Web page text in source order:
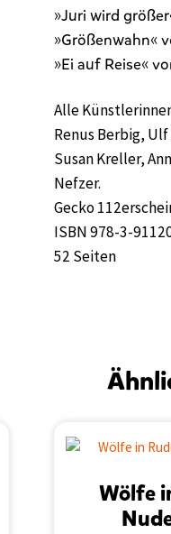
»Juri wird
»Größenwahn«
»Ei auf Reise«
Alle
Renus Berbig,
Susan Kreller,
Nefzer.
Gecko
ISBN 978-3-
52 Seiten
Wölfe